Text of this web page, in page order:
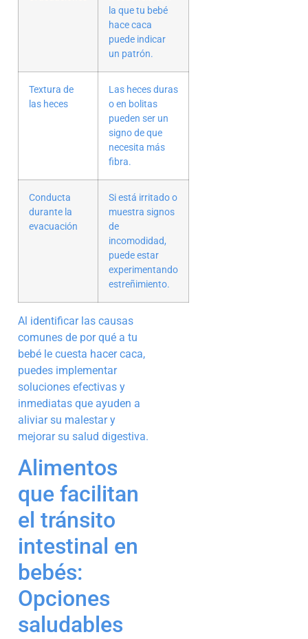
la que tu bebé
hace caca
puede indicar
un patrón.
Textura de
las heces
Las heces duras
o en bolitas
pueden ser un
signo de que
necesita más
fibra.
Conducta
durante la
evacuación
Si está irritado o
muestra signos
de
incomodidad,
puede estar
experimentando
estreñimiento.
Al identificar las causas
comunes de por qué a tu
bebé le cuesta hacer caca,
puedes implementar
soluciones efectivas y
inmediatas que ayuden a
aliviar su malestar y
mejorar su salud digestiva.
Alimentos
que facilitan
el tránsito
intestinal en
bebés:
Opciones
saludables